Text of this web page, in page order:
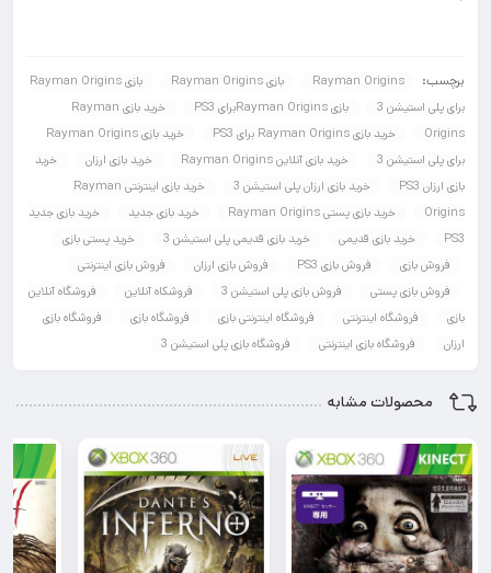
برچسب: Rayman Origins بازی Rayman Origins
بازی Rayman Origins
برای پلی استیشن 3
بازی Rayman Originsبرای PS3
خرید بازی Rayman
Origins
خرید بازی Rayman Origins برای PS3
خرید بازی Rayman Origins
برای پلی استیشن 3
خرید بازی آنلاین Rayman Origins خرید بازی ارزان
خرید
بازی ارزان PS3
خرید بازی ارزان پلی استیشن 3
خرید بازی اینترنتی Rayman
Origins
خرید بازی پستی Rayman Origins خرید بازی جدید
خرید بازی جدید
PS3
خرید بازی قدیمی خرید بازی قدیمی پلی استیشن 3
خرید پستی بازی
فروش بازی
فروش بازی PS3 فروش بازی ارزان
فروش بازی اینترنتی
فروش بازی پستی
فروش بازی پلی استیشن 3 فروشکاه آنلاین
فروشگاه آنلاین
بازی
فروشگاه اینترنتی فروشگاه اینترنتی بازی فروشگاه بازی
فروشگاه بازی
ارزان
فروشگاه بازی اینترنتی فروشگاه بازی پلی استیشن 3
محصولات مشابه